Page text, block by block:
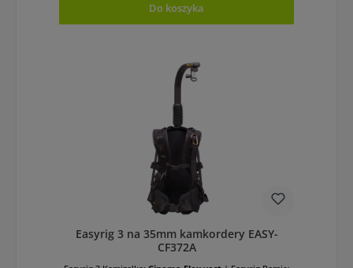
Do koszyka
Easyrig 3 na 35mm kamkordery EASY-
CF372A